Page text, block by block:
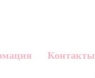
Контакты